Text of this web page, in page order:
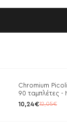
Chromium
90 ταμπλέτες -
Ρύθμιση
10,24€12,05€